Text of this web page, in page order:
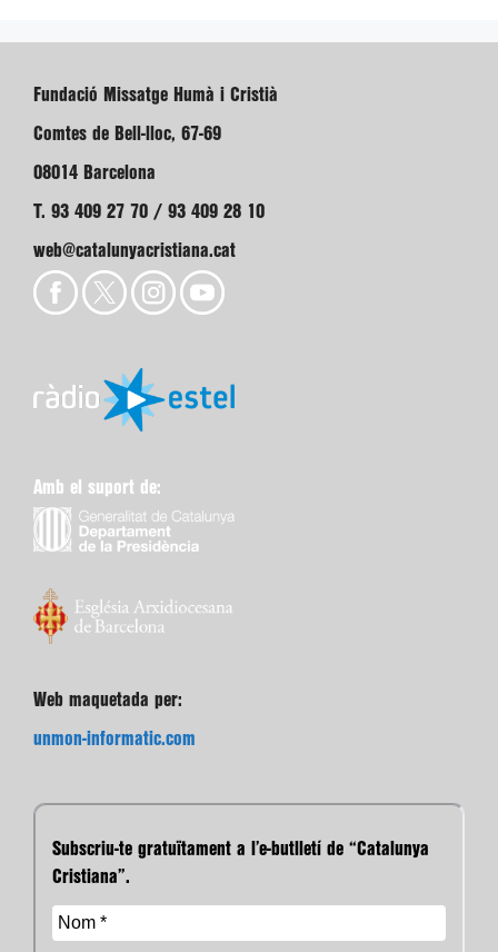
Fundació Missatge Humà i Cristià
Comtes de Bell-lloc, 67-69
08014 Barcelona
T. 93 409 27 70 / 93 409 28 10
web@catalunyacristiana.cat
Amb el suport de:
Web maquetada per:
unmon-informatic.com
Subscriu-te gratuïtament a l’e-butlletí de “Catalunya
Cristiana”.